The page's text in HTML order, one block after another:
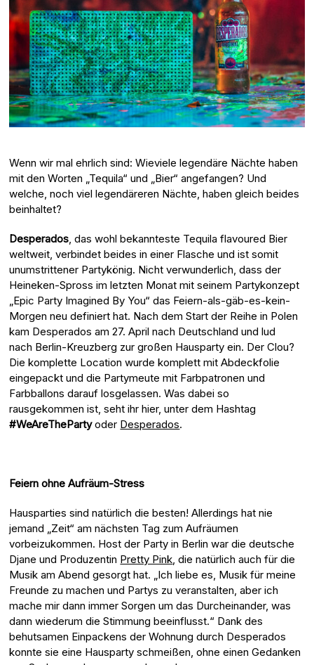
Wenn wir mal ehrlich sind: Wieviele legendäre Nächte haben
mit den Worten „Tequila“ und „Bier“ angefangen? Und
welche, noch viel legendäreren Nächte, haben gleich beides
beinhaltet?
Desperados, das wohl bekannteste Tequila flavoured Bier
weltweit, verbindet beides in einer Flasche und ist somit
unumstrittener Partykönig. Nicht verwunderlich, dass der
Heineken-Spross im letzten Monat mit seinem Partykonzept
„Epic Party Imagined By You“ das Feiern-als-gäb-es-kein-
Morgen neu definiert hat. Nach dem Start der Reihe in Polen
kam Desperados am 27. April nach Deutschland und lud
nach Berlin-Kreuzberg zur großen Hausparty ein. Der Clou?
Die komplette Location wurde komplett mit Abdeckfolie
eingepackt und die Partymeute mit Farbpatronen und
Farbballons darauf losgelassen. Was dabei so
rausgekommen ist, seht ihr hier, unter dem Hashtag
#WeAreThePartyoder Desperados.
Feiern ohne Aufräum-Stress
Hausparties sind natürlich die besten! Allerdings hat nie
jemand „Zeit“ am nächsten Tag zum Aufräumen
vorbeizukommen. Host der Party in Berlin war die deutsche
Djane und Produzentin Pretty Pink, die natürlich auch für die
Musik am Abend gesorgt hat. „Ich liebe es, Musik für meine
Freunde zu machen und Partys zu veranstalten, aber ich
mache mir dann immer Sorgen um das Durcheinander, was
dann wiederum die Stimmung beeinflusst.“ Dank des
behutsamen Einpackens der Wohnung durch Desperados
konnte sie eine Hausparty schmeißen, ohne einen Gedanken